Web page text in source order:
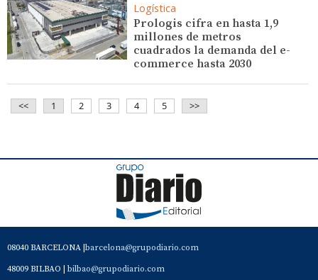
Logística
Prologis cifra en hasta 1,9
millones de metros
cuadrados la demanda del e-
commerce hasta 2030
<< 1 2 3 4 5 >>
08040 BARCELONA | barcelona@grupodiario.com
48009 BILBAO | bilbao@grupodiario.com